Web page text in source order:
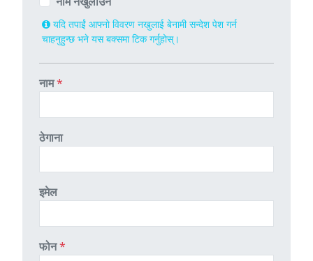
यदि तपाईं आफ्नो विवरण नखुलाई बेनामी सन्देश पेश गर्न
चाहनुहुन्छ भने यस बक्समा टिक गर्नुहोस्।
नाम*
ठेगाना
इमेल
फोन*